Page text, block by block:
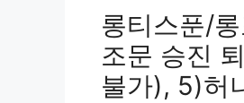
롱티스푼/
조문 승진
불가), 5)허